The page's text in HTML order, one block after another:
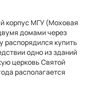
корпус МГУ (Моховая
домами через
распорядился купить
одно из зданий
церковь Святой
располагается